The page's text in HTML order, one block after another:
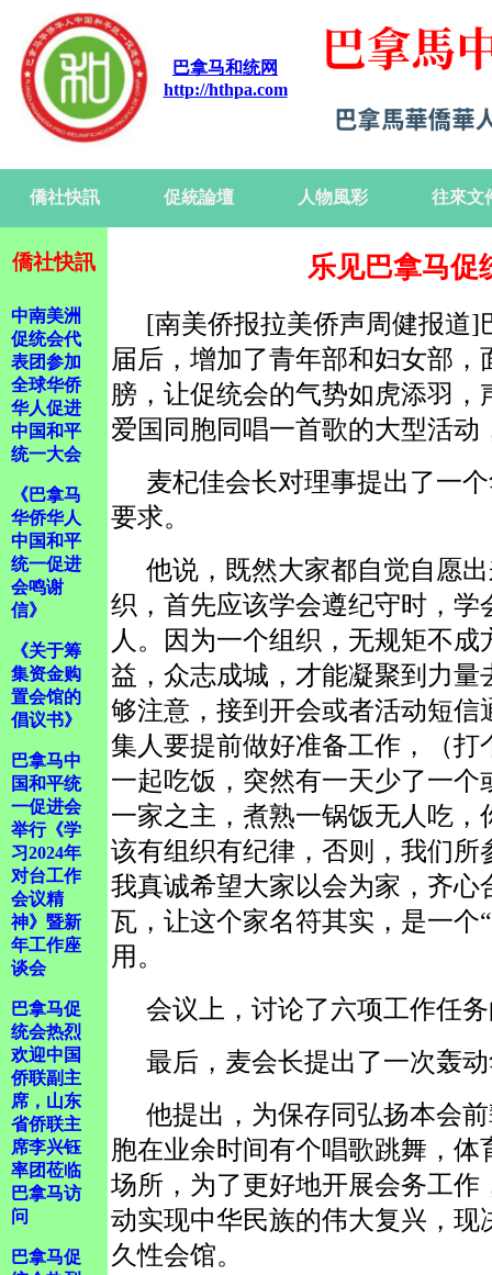
巴拿马和统网
http://hthpa.com
僑社快訊 促統論壇 人物風彩 往來文
僑社快訊
中南美洲
促统会代
表团参加
全球华侨
华人促进
中国和平
统一大会
《巴拿马
华侨华人
中国和平
统一促进
会鸣谢
信》
《关于筹
集资金购
置会馆的
倡议书》
巴拿马中
国和平统
一促进会
举行《学
习2024年
对台工作
会议精
神》暨新
年工作座
谈会
巴拿马促
统会热烈
欢迎中国
侨联副主
席，山东
省侨联主
席李兴钰
率团莅临
巴拿马访
问
巴拿马促
乐见巴拿马促
[南美侨报拉美侨声周健报道]
届后，增加了青年部和妇女部
膀，让促统会的气势如虎添羽
爱国同胞同唱一首歌的大型活
麦杞佳会长对理事提出了一
要求。
他说，既然大家都自觉自愿
织，首先应该学会遵纪守时，
人。因为一个组织，无规矩不
益，众志成城，才能凝聚到力
够注意，接到开会或者活动短
集人要提前做好准备工作，（
一起吃饭，突然有一天少了一
一家之主，煮熟一锅饭无人吃
该有组织有纪律，否则，我们
我真诚希望大家以会为家，齐
瓦，让这个家名符其实，是一个
用。
会议上，讨论了六项工作任
最后，麦会长提出了一次轰
他提出，为保存同弘扬本会
胞在业余时间有个唱歌跳舞，
场所，为了更好地开展会务工
动实现中华民族的伟大复兴，
久性会馆。